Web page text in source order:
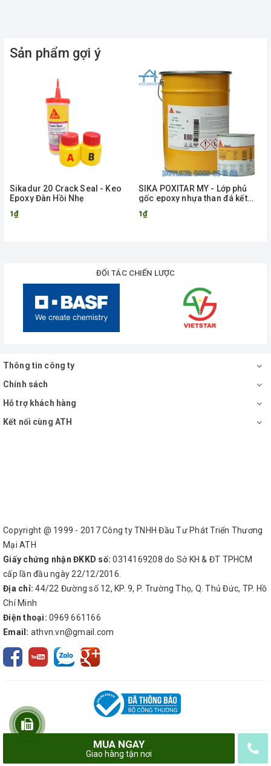
Sản phẩm gợi ý
Sikadur 20 Crack Seal - Keo
Epoxy Đàn Hồi Nhẹ
1₫
SIKA POXITAR MY - Lớp phủ
gốc epoxy nhựa than đá kết
hợp
1₫
MUA NGAY
Giao hàng tận nơi
ĐỐI TÁC CHIẾN LƯỢC
Thông tin công ty
Chính sách
Hỗ trợ khách hàng
Kết nối cùng ATH
Copyright @ 1999 - 2017 Công ty TNHH Đầu Tư Phát Triển Thương
Mại ATH
Giấy chứng nhận ĐKKD số: 0314169208 do Sở KH & ĐT TPHCM
cấp lần đầu ngày 22/12/2016.
Địa chỉ: 44/22 Đường số 12, KP. 9, P. Trường Thọ, Q. Thủ Đức, TP. Hồ
Chí Minh
Điện thoại: 0969 661166
Email: athvn.vn@gmail.com
Công ty TNHH Đầu Tư Phát Triển Thương Mại ATH
Cung cấp bởiSapo